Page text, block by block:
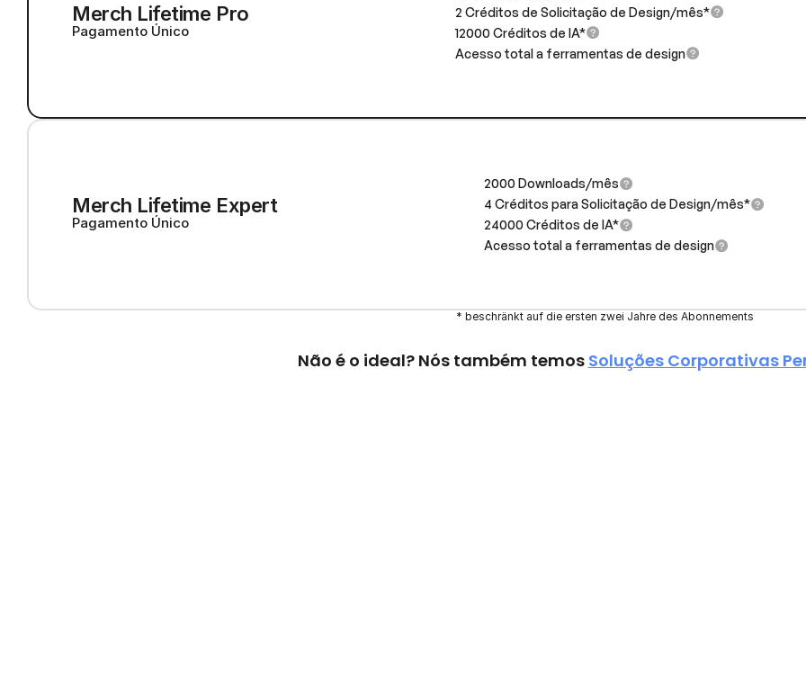
Merch Lifetime Pro
Pagamento Único
2 Créditos de Solicitação de Design/mês*
12000 Créditos de IA*
Acesso total a ferramentas de design
Merch Lifetime Expert
Pagamento Único
2000 Downloads/mês
4 Créditos para Solicitação de Design/mês*
24000 Créditos de IA*
Acesso total a ferramentas de design
* beschränkt auf die ersten zwei Jahre des Abonnements
Não é o ideal? Nós também temos Soluções Corporativas